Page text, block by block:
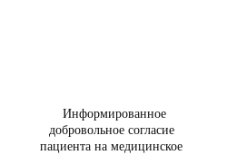
Информированное
добровольное согласие
пациента на медицинское